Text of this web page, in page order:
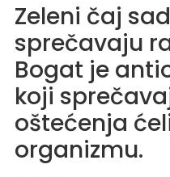
Zeleni čaj
sprečavaju
Bogat je
koji
oštećenja
organizmu.